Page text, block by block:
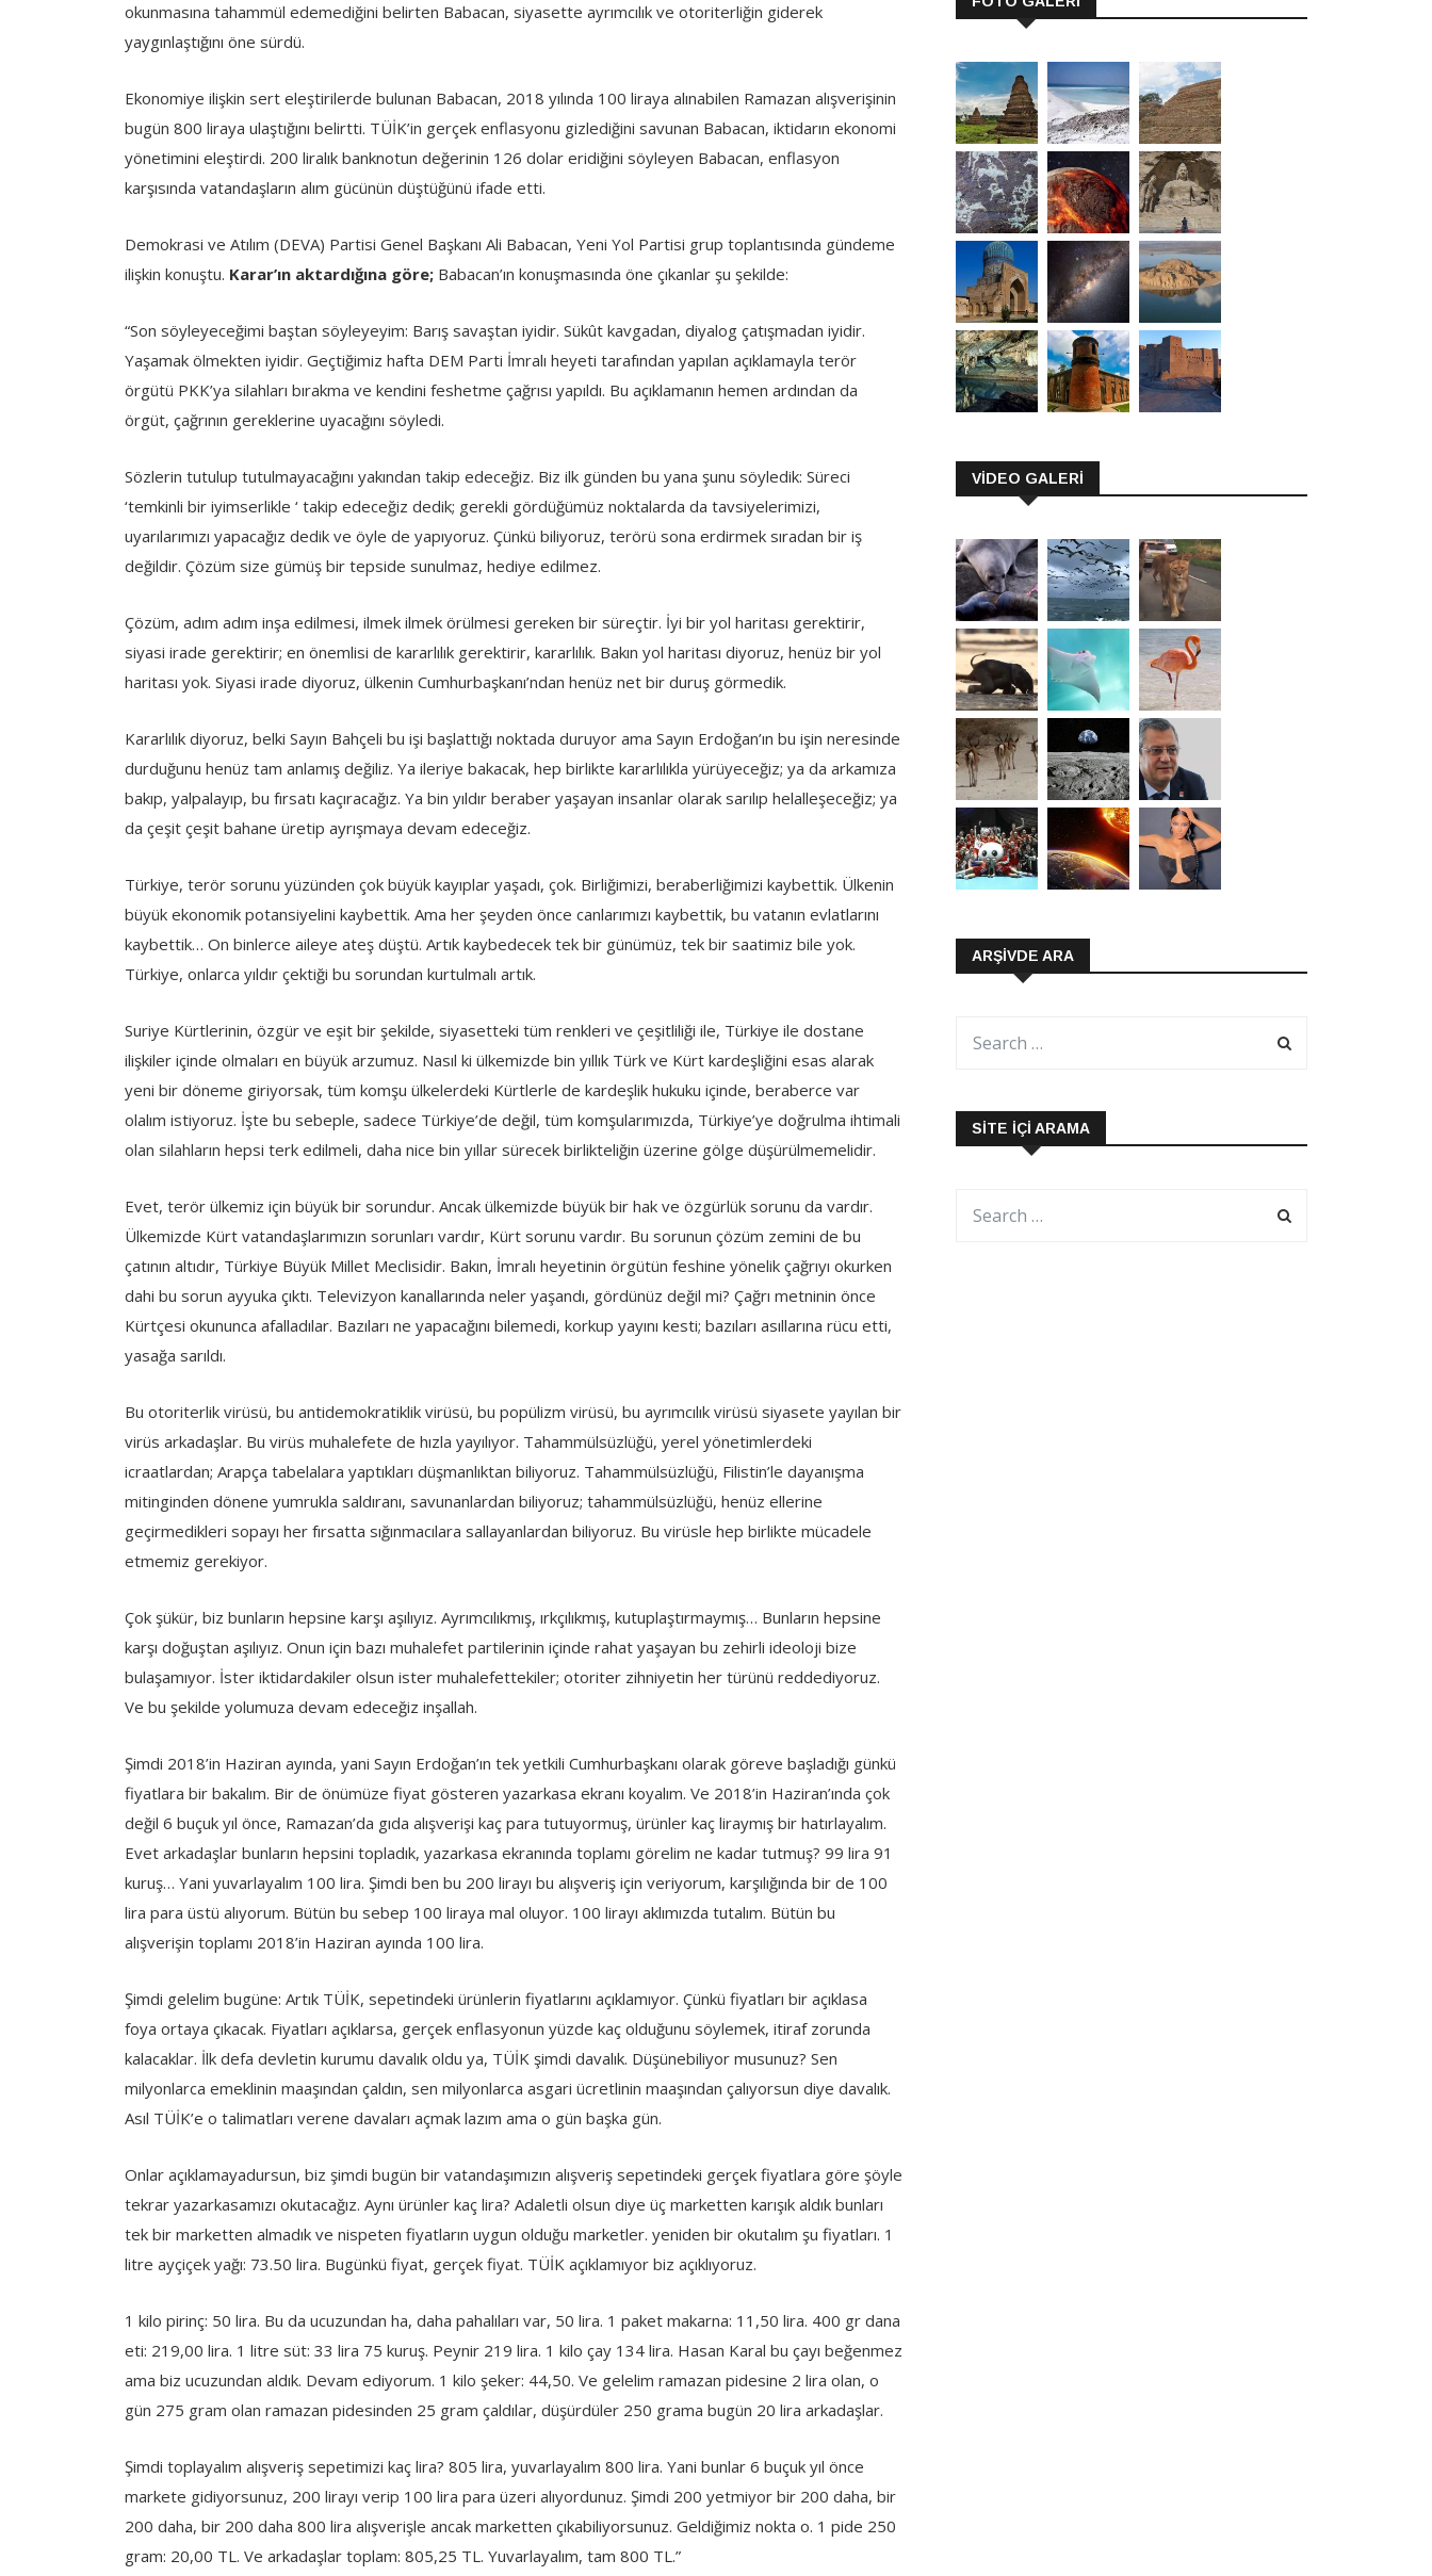
okunmasına tahammül edemediğini belirten Babacan, siyasette ayrımcılık ve otoriterliğin giderek
yaygınlaştığını öne sürdü.
Ekonomiye ilişkin sert eleştirilerde bulunan Babacan, 2018 yılında 100 liraya alınabilen Ramazan alışverişinin
bugün 800 liraya ulaştığını belirtti. TÜİK’in gerçek enflasyonu gizlediğini savunan Babacan, iktidarın ekonomi
yönetimini eleştirdi. 200 liralık banknotun değerinin 126 dolar eridiğini söyleyen Babacan, enflasyon
karşısında vatandaşların alım gücünün düştüğünü ifade etti.
Demokrasi ve Atılım (DEVA) Partisi Genel Başkanı Ali Babacan, Yeni Yol Partisi grup toplantısında gündeme
ilişkin konuştu. Karar’ın aktardığına göre; Babacan’ın konuşmasında öne çıkanlar şu şekilde:
“Son söyleyeceğimi baştan söyleyeyim: Barış savaştan iyidir. Sükût kavgadan, diyalog çatışmadan iyidir.
Yaşamak ölmekten iyidir. Geçtiğimiz hafta DEM Parti İmralı heyeti tarafından yapılan açıklamayla terör
örgütü PKK’ya silahları bırakma ve kendini feshetme çağrısı yapıldı. Bu açıklamanın hemen ardından da
örgüt, çağrının gereklerine uyacağını söyledi.
Sözlerin tutulup tutulmayacağını yakından takip edeceğiz. Biz ilk günden bu yana şunu söyledik: Süreci
‘temkinli bir iyimserlikle ‘ takip edeceğiz dedik; gerekli gördüğümüz noktalarda da tavsiyelerimizi,
uyarılarımızı yapacağız dedik ve öyle de yapıyoruz. Çünkü biliyoruz, terörü sona erdirmek sıradan bir iş
değildir. Çözüm size gümüş bir tepside sunulmaz, hediye edilmez.
Çözüm, adım adım inşa edilmesi, ilmek ilmek örülmesi gereken bir süreçtir. İyi bir yol haritası gerektirir,
siyasi irade gerektirir; en önemlisi de kararlılık gerektirir, kararlılık. Bakın yol haritası diyoruz, henüz bir yol
haritası yok. Siyasi irade diyoruz, ülkenin Cumhurbaşkanı’ndan henüz net bir duruş görmedik.
Kararlılık diyoruz, belki Sayın Bahçeli bu işi başlattığı noktada duruyor ama Sayın Erdoğan’ın bu işin neresinde
durduğunu henüz tam anlamış değiliz. Ya ileriye bakacak, hep birlikte kararlılıkla yürüyeceğiz; ya da arkamıza
bakıp, yalpalayıp, bu fırsatı kaçıracağız. Ya bin yıldır beraber yaşayan insanlar olarak sarılıp helalleşeceğiz; ya
da çeşit çeşit bahane üretip ayrışmaya devam edeceğiz.
Türkiye, terör sorunu yüzünden çok büyük kayıplar yaşadı, çok. Birliğimizi, beraberliğimizi kaybettik. Ülkenin
büyük ekonomik potansiyelini kaybettik. Ama her şeyden önce canlarımızı kaybettik, bu vatanın evlatlarını
kaybettik… On binlerce aileye ateş düştü. Artık kaybedecek tek bir günümüz, tek bir saatimiz bile yok.
Türkiye, onlarca yıldır çektiği bu sorundan kurtulmalı artık.
Suriye Kürtlerinin, özgür ve eşit bir şekilde, siyasetteki tüm renkleri ve çeşitliliği ile, Türkiye ile dostane
ilişkiler içinde olmaları en büyük arzumuz. Nasıl ki ülkemizde bin yıllık Türk ve Kürt kardeşliğini esas alarak
yeni bir döneme giriyorsak, tüm komşu ülkelerdeki Kürtlerle de kardeşlik hukuku içinde, beraberce var
olalım istiyoruz. İşte bu sebeple, sadece Türkiye’de değil, tüm komşularımızda, Türkiye’ye doğrulma ihtimali
olan silahların hepsi terk edilmeli, daha nice bin yıllar sürecek birlikteliğin üzerine gölge düşürülmemelidir.
Evet, terör ülkemiz için büyük bir sorundur. Ancak ülkemizde büyük bir hak ve özgürlük sorunu da vardır.
Ülkemizde Kürt vatandaşlarımızın sorunları vardır, Kürt sorunu vardır. Bu sorunun çözüm zemini de bu
çatının altıdır, Türkiye Büyük Millet Meclisidir. Bakın, İmralı heyetinin örgütün feshine yönelik çağrıyı okurken
dahi bu sorun ayyuka çıktı. Televizyon kanallarında neler yaşandı, gördünüz değil mi? Çağrı metninin önce
Kürtçesi okununca afalladılar. Bazıları ne yapacağını bilemedi, korkup yayını kesti; bazıları asıllarına rücu etti,
yasağa sarıldı.
Bu otoriterlik virüsü, bu antidemokratiklik virüsü, bu popülizm virüsü, bu ayrımcılık virüsü siyasete yayılan bir
virüs arkadaşlar. Bu virüs muhalefete de hızla yayılıyor. Tahammülsüzlüğü, yerel yönetimlerdeki
icraatlardan; Arapça tabelalara yaptıkları düşmanlıktan biliyoruz. Tahammülsüzlüğü, Filistin’le dayanışma
mitinginden dönene yumrukla saldıranı, savunanlardan biliyoruz; tahammülsüzlüğü, henüz ellerine
geçirmedikleri sopayı her fırsatta sığınmacılara sallayanlardan biliyoruz. Bu virüsle hep birlikte mücadele
etmemiz gerekiyor.
Çok şükür, biz bunların hepsine karşı aşılıyız. Ayrımcılıkmış, ırkçılıkmış, kutuplaştırmaymış… Bunların hepsine
karşı doğuştan aşılıyız. Onun için bazı muhalefet partilerinin içinde rahat yaşayan bu zehirli ideoloji bize
bulaşamıyor. İster iktidardakiler olsun ister muhalefettekiler; otoriter zihniyetin her türünü reddediyoruz.
Ve bu şekilde yolumuza devam edeceğiz inşallah.
Şimdi 2018’in Haziran ayında, yani Sayın Erdoğan’ın tek yetkili Cumhurbaşkanı olarak göreve başladığı günkü
fiyatlara bir bakalım. Bir de önümüze fiyat gösteren yazarkasa ekranı koyalım. Ve 2018’in Haziran’ında çok
değil 6 buçuk yıl önce, Ramazan’da gıda alışverişi kaç para tutuyormuş, ürünler kaç liraymış bir hatırlayalım.
Evet arkadaşlar bunların hepsini topladık, yazarkasa ekranında toplamı görelim ne kadar tutmuş? 99 lira 91
kuruş… Yani yuvarlayalım 100 lira. Şimdi ben bu 200 lirayı bu alışveriş için veriyorum, karşılığında bir de 100
lira para üstü alıyorum. Bütün bu sebep 100 liraya mal oluyor. 100 lirayı aklımızda tutalım. Bütün bu
alışverişin toplamı 2018’in Haziran ayında 100 lira.
Şimdi gelelim bugüne: Artık TÜİK, sepetindeki ürünlerin fiyatlarını açıklamıyor. Çünkü fiyatları bir açıklasa
foya ortaya çıkacak. Fiyatları açıklarsa, gerçek enflasyonun yüzde kaç olduğunu söylemek, itiraf zorunda
kalacaklar. İlk defa devletin kurumu davalık oldu ya, TÜİK şimdi davalık. Düşünebiliyor musunuz? Sen
milyonlarca emeklinin maaşından çaldın, sen milyonlarca asgari ücretlinin maaşından çalıyorsun diye davalık.
Asıl TÜİK’e o talimatları verene davaları açmak lazım ama o gün başka gün.
Onlar açıklamayadursun, biz şimdi bugün bir vatandaşımızın alışveriş sepetindeki gerçek fiyatlara göre şöyle
tekrar yazarkasamızı okutacağız. Aynı ürünler kaç lira? Adaletli olsun diye üç marketten karışık aldık bunları
tek bir marketten almadık ve nispeten fiyatların uygun olduğu marketler. yeniden bir okutalım şu fiyatları. 1
litre ayçiçek yağı: 73.50 lira. Bugünkü fiyat, gerçek fiyat. TÜİK açıklamıyor biz açıklıyoruz.
1 kilo pirinç: 50 lira. Bu da ucuzundan ha, daha pahalıları var, 50 lira. 1 paket makarna: 11,50 lira. 400 gr dana
eti: 219,00 lira. 1 litre süt: 33 lira 75 kuruş. Peynir 219 lira. 1 kilo çay 134 lira. Hasan Karal bu çayı beğenmez
ama biz ucuzundan aldık. Devam ediyorum. 1 kilo şeker: 44,50. Ve gelelim ramazan pidesine 2 lira olan, o
gün 275 gram olan ramazan pidesinden 25 gram çaldılar, düşürdüler 250 grama bugün 20 lira arkadaşlar.
Şimdi toplayalım alışveriş sepetimizi kaç lira? 805 lira, yuvarlayalım 800 lira. Yani bunlar 6 buçuk yıl önce
markete gidiyorsunuz, 200 lirayı verip 100 lira para üzeri alıyordunuz. Şimdi 200 yetmiyor bir 200 daha, bir
200 daha, bir 200 daha 800 lira alışverişle ancak marketten çıkabiliyorsunuz. Geldiğimiz nokta o. 1 pide 250
gram: 20,00 TL. Ve arkadaşlar toplam: 805,25 TL. Yuvarlayalım, tam 800 TL.”
VİDEO GALERİ
ARŞIVDE ARA
SITE İÇI ARAMA